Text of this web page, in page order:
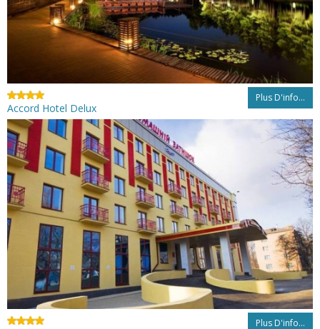
Plus D'info...
Accord Hotel Delux
Plus D'info...